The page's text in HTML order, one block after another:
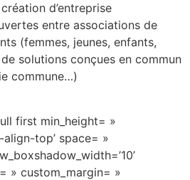
d’entreprise
entre associations de
(femmes, jeunes, enfants,
solutions conçues en commun
commune…)
first min_height= »
top’ space= »
» custom_margin= »